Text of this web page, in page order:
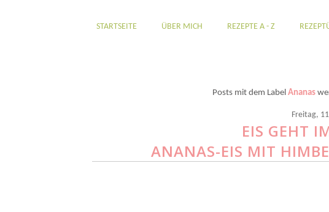
STARTSEITE ÜBER MICH REZEPTE A - Z
Posts mit dem LabelAnanas
Freitag,
EIS GEHT
ANANAS-EIS MIT